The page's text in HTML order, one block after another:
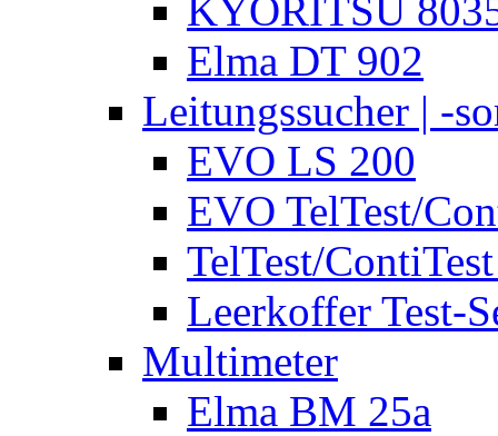
KYORITSU
Elma DT 902
Leitungssucher | -
EVO LS 200
EVO TelTest/
TelTest/
Leerkoffer Test-
Multimeter
Elma BM 25a